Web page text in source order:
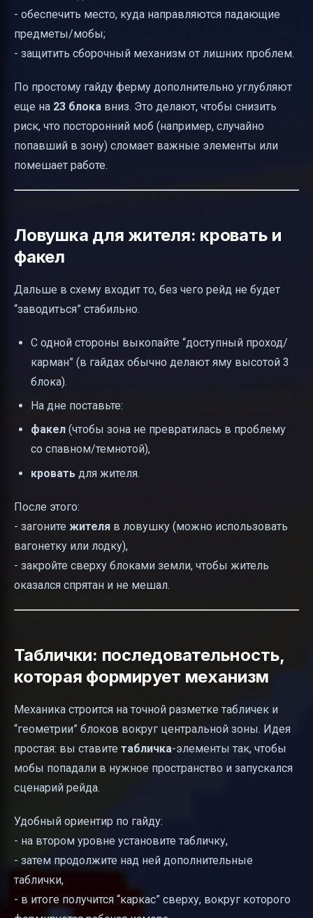
- обеспечить место, куда направляются падающие
предметы/мобы;
- защитить сборочный механизм от лишних проблем.
По простому гайду ферму дополнительно углубляют
еще на 23 блока вниз. Это делают, чтобы снизить
риск, что посторонний моб (например, случайно
попавший в зону) сломает важные элементы или
помешает работе.
Ловушка для жителя: кровать и
факел
Дальше в схему входит то, без чего рейд не будет
“заводиться” стабильно.
С одной стороны выкопайте “доступный проход/
карман” (в гайдах обычно делают яму высотой 3
блока).
На дне поставьте:
факел (чтобы зона не превратилась в проблему
со спавном/темнотой),
кровать для жителя.
После этого:
- загоните жителя в ловушку (можно использовать
вагонетку или лодку),
- закройте сверху блоками земли, чтобы житель
оказался спрятан и не мешал.
Таблички: последовательность,
которая формирует механизм
Механика строится на точной разметке табличек и
“геометрии” блоков вокруг центральной зоны. Идея
простая: вы ставите табличка-элементы так, чтобы
мобы попадали в нужное пространство и запускался
сценарий рейда.
Удобный ориентир по гайду:
- на втором уровне установите табличку,
- затем продолжите над ней дополнительные
таблички,
- в итоге получится “каркас” сверху, вокруг которого